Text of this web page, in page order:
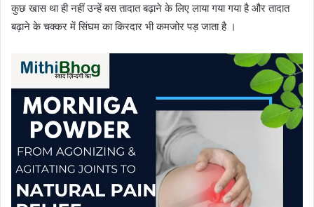
कुछ खास था ही नहीं उन्हें बस तादात बढ़ाने के लिए लाया गया गया है और तादात
बढ़ाने के चक्कर में सिंघम का किरदार भी कमजोर पड़ जाता है ।